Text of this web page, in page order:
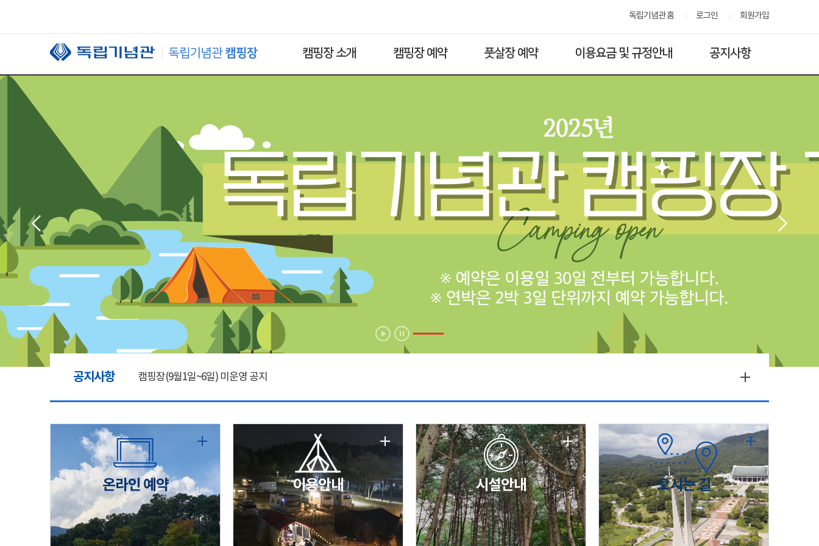
독립기념관 홈 로그인 회원가입
캠핑장 소개 캠핑장 예약 풋살장 예약 이용요금 및 규정안내 공지사항
공지사항 캠핑장(9월1일~6일) 미운영 공지
[6/1]전산시스템 점검 및 안정화에 따른 서비스 이용 제한 안내
2026년 5월 캠핑장 안점 점검의 날 변경 안내
캠핑장(9월1일~6일) 미운영 공지
온라인 예약 이용안내 시설안내 오시는 길